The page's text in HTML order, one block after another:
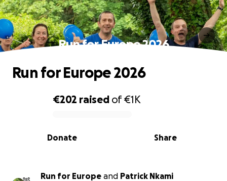
Run for Europe 2026
0% complete
€202 raised of€1K
Share
Donate
Run for Europe 2026
Run for Europe and Patrick Nkami